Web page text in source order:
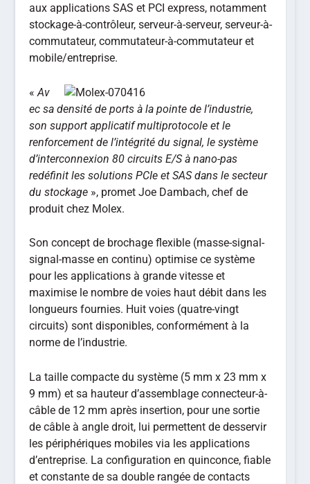
aux applications SAS et PCI express, notamment
stockage-à-contrôleur, serveur-à-serveur, serveur-à-
commutateur, commutateur-à-commutateur et
mobile/entreprise.
«Av
ec sa densité de ports à la pointe de l’industrie,
son support applicatif multiprotocole et le
renforcement de l’intégrité du signal, le système
d’interconnexion 80 circuits E/S à nano-pas
redéfinit les solutions PCIe et SAS dans le secteur
du stockage », promet Joe Dambach, chef de
produit chez Molex.
Son concept de brochage flexible (masse-signal-
signal-masse en continu) optimise ce système
pour les applications à grande vitesse et
maximise le nombre de voies haut débit dans les
longueurs fournies. Huit voies (quatre-vingt
circuits) sont disponibles, conformément à la
norme de l’industrie.
La taille compacte du système (5 mm x 23 mm x
9 mm) et sa hauteur d’assemblage connecteur-à-
câble de 12 mm après insertion, pour une sortie
de câble à angle droit, lui permettent de desservir
les périphériques mobiles via les applications
d’entreprise. La configuration en quinconce, fiable
et constante de sa double rangée de contacts